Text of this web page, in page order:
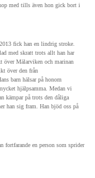
med tills även hon gick bort i
fick han en lindrig stroke.
med skratt trots allt han har
över Mälarviken och marinan
över den från
barn hälsar på honom
hjälpsamma. Medan vi
kämpar på trots den dåliga
han sig fram. Han bjöd oss på
fortfarande en person som sprider